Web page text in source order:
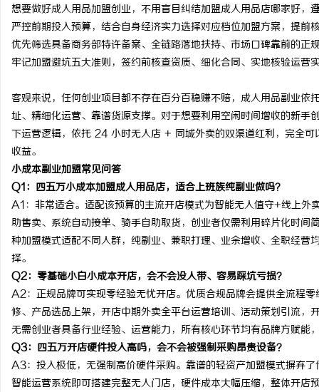
想要做好成人用品加盟创业，不用盲目纠结加盟成人用品店哪家好，
严控前期投入预算，结合自身经济实力选择对应档位加盟方案，提前
优先筛选具备商务部特许备案、全链路落地扶持、市场口碑靠前的正
牢记加盟避坑五大准则，签约前核查资质、细化合同、实地核验运营
客观来说，任何创业项目都不存在百分百稳赚不赔，成人用品副业
址、精细化运营、靠谱货源支撑。对于想要利用空闲时间增收的新
下运营逻辑，依托 24 小时无人店 + 同城外卖的双渠道红利，完全
收益。
小成本副业加盟常见问答
Q1：四五万小成本加盟成人用品店，适合上班族纯副业做吗？
A1：非常适合。适配该预算的主流开店模式为智能无人值守+线上
助售卖、系统自动接单、骑手自助取货，创业者仅需利用碎片化时
种加盟模式适配不同人群，纯副业、兼职打理、业余增收、全职经
择。
Q2：零基础小白小成本开店，会不会没人带、容易踩坑亏损？
A2：正规品牌可实现零经验无忧开店。优质合规品牌会提供全流程
修、产品选品上架，开店中期外卖全平台运营培训、活动策划引流
无需创业者具备行业经验、运营能力，所有核心环节均有品牌方赋能
Q3：四五万开店硬件投入高吗，会不会被强制采购昂贵设备？
A3：投入极低，无强制高价硬件采购。靠谱的轻资产加盟模式摒弃
智能运营系统即可搭建完整无人门店，硬件成本大幅压缩，整体开